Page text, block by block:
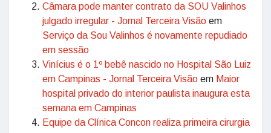
Câmara pode manter contrato da SOU Valinhos
julgado irregular - Jornal Terceira Visão em
Serviço da Sou Valinhos é novamente repudiado
em sessão
Vinícius é o 1º bebê nascido no Hospital São Luiz
em Campinas - Jornal Terceira Visão em Maior
hospital privado do interior paulista inaugura esta
semana em Campinas
Equipe da Clínica Concon realiza primeira cirurgia